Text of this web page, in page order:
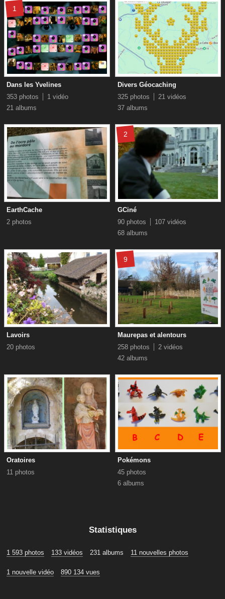
1
Dans les Yvelines
353 photos
1 vidéo
21 albums
Divers Géocaching
325 photos
21 vidéos
37 albums
EarthCache
2 photos
2
GCiné
90 photos
107 vidéos
68 albums
Lavoirs
20 photos
9
Maurepas et alentours
258 photos
2 vidéos
42 albums
Oratoires
11 photos
Pokémons
45 photos
6 albums
Statistiques
1 593 photos 133 vidéos 231 albums 11 nouvelles photos
1 nouvelle vidéo 890 134 vues